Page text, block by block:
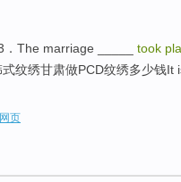
The marriage _____ took
纹绣甘肃做PCD纹绣多少钱
页